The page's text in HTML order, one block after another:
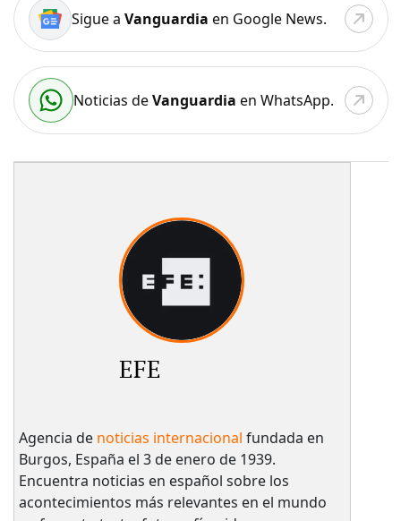
Sigue a Vanguardia en Google News.
Noticias deVanguardia en WhatsApp.
EFE
Agencia de noticias internacional fundada en
Burgos, España el 3 de enero de 1939.
Encuentra noticias en español sobre los
acontecimientos más relevantes en el mundo